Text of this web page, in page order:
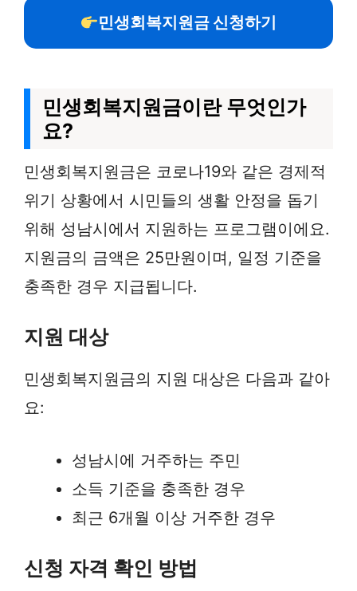
민생회복지원금 신청하기
민생회복지원금이란 무엇인가
요?
민생회복지원금은 코로나19와 같은 경제적
위기 상황에서 시민들의 생활 안정을 돕기
위해 성남시에서 지원하는 프로그램이에요.
지원금의 금액은 25만원이며, 일정 기준을
충족한 경우 지급됩니다.
지원 대상
민생회복지원금의 지원 대상은 다음과 같아
요:
성남시에 거주하는 주민
소득 기준을 충족한 경우
최근 6개월 이상 거주한 경우
신청 자격 확인 방법